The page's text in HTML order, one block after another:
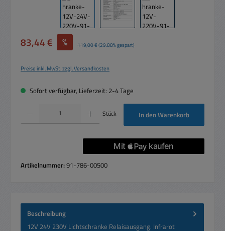
Verkaufspreis:
83,44 € % Regulärer Preis:
119,00 €(29.88% gespart)
Preise inkl. MwSt. zzgl. Versandkosten
Sofort verfügbar, Lieferzeit: 2-4 Tage
Produkt Anzahl: Gib den gewünschten Wert ein oder benutze die Schaltflächen um
Stück In den Warenkorb
Artikelnummer:91-786-00500
Beschreibung
12V 24V 230V Lichtschranke Relaisausgang. Infrarot